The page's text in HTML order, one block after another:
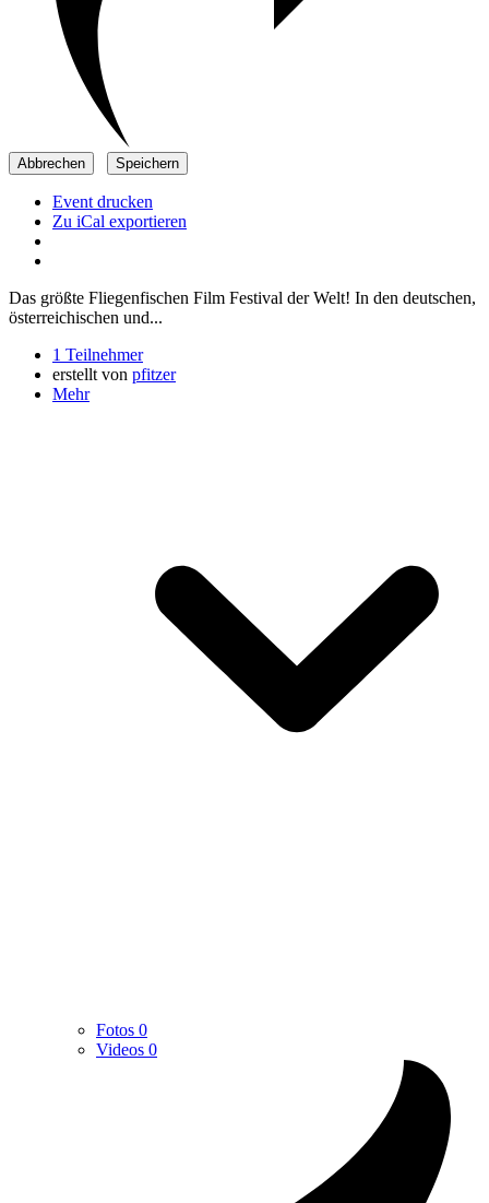
Event drucken
Zu iCal exportieren
Das größte Fliegenfischen Film Festival der Welt! In den deutschen,
österreichischen und...
1 Teilnehmer
erstellt von pfitzer
Mehr
Fotos 0
Videos 0